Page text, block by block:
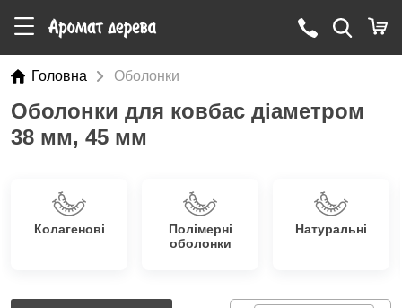
Головна Оболонки
Оболонки для ковбас діаметром
38 мм, 45 мм
Колагенові
Полімерні
оболонки
Натуральні